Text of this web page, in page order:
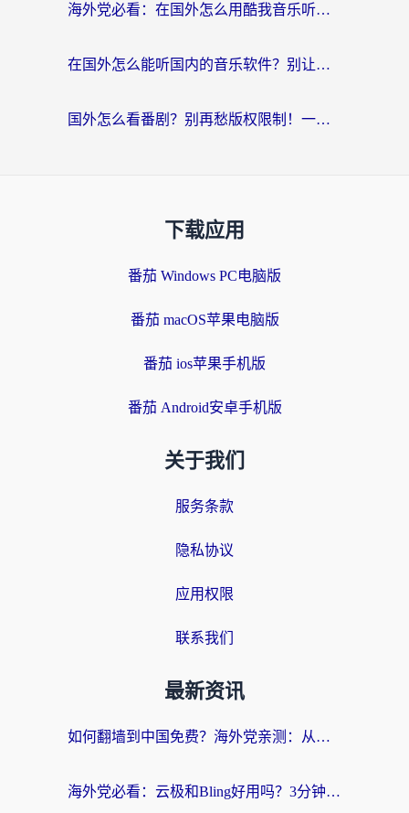
海外党必看：在国外怎么用酷我音乐听音乐？告别“地区不支持”的实用指南
在国外怎么能听国内的音乐软件？别让版权限制断了你的“中文歌单”
国外怎么看番剧？别再愁版权限制！一个工具解决所有回国追剧难题
下载应用
番茄 Windows PC电脑版
番茄 macOS苹果电脑版
番茄 ios苹果手机版
番茄 Android安卓手机版
关于我们
服务条款
隐私协议
应用权限
联系我们
最新资讯
如何翻墙到中国免费？海外党亲测：从踩坑到选对加速器的全攻略
海外党必看：云极和Bling好用吗？3分钟教你选对回国加速器